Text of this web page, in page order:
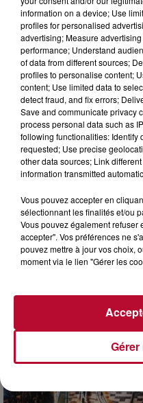
7 août 2026
DINER CONCERT À
information on a device; Use
profiles for personalised
advertising; Measure
performance; Understand
of data from different sources;
profiles to personalise content;
content; Use limited data to
detect fraud, and fix errors;
Save and communicate privacy
process personal data such as
following functionalities: Identify
requested; Use precise
other data sources; Link
information transmitted
Vous pouvez accepter en
sélectionnant les finalités et/ou
Vous pouvez également
accepter". Vos préférences ne
pouvez mettre à jour vos choix,
moment via le lien "Gérer les